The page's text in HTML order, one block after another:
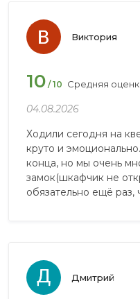
Виктория
10 / 10 Средняя
04.08.2026
Ходили сегодня на
круто и
конца, но мы очень
замок(шкафчик не
обязательно ещë
Дмитрий